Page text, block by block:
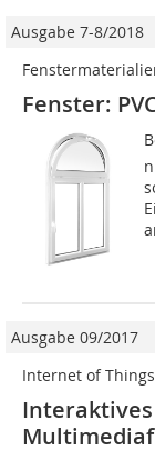
Ausgabe 7-8/2018
Fenster:
Ausgabe 09/2017
Internet of Things